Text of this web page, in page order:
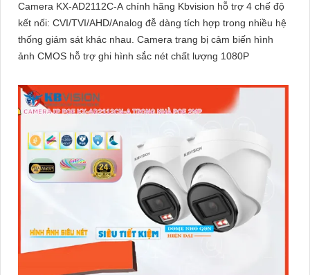
Camera KX-AD2112C-A chính hãng Kbvision hỗ trợ 4 chế độ
kết nối: CVI/TVI/AHD/Analog đễ dàng tích hợp trong nhiều hệ
thống giám sát khác nhau. Camera trang bị cảm biến hình
ảnh CMOS hỗ trợ ghi hình sắc nét chất lượng 1080P